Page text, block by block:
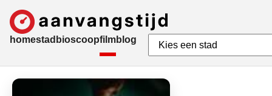
homestad bioscoopfilmblog